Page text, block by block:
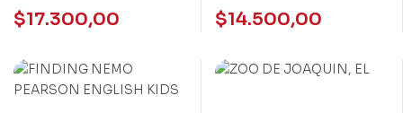
AVENTURAS DE DON
QUIJOTE Y – AZULEJOS
$17.300,00
CAN YOU? – BAND 4 –
Big Cat
$14.500,00